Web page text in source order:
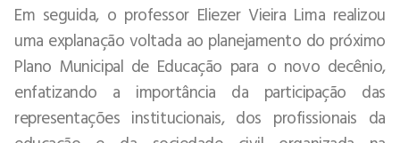
Em seguida, o professor Eliezer Vieira Lima realizou
uma explanação voltada ao planejamento do próximo
Plano Municipal de Educação para o novo decênio,
enfatizando a importância da participação das
representações institucionais, dos profissionais da